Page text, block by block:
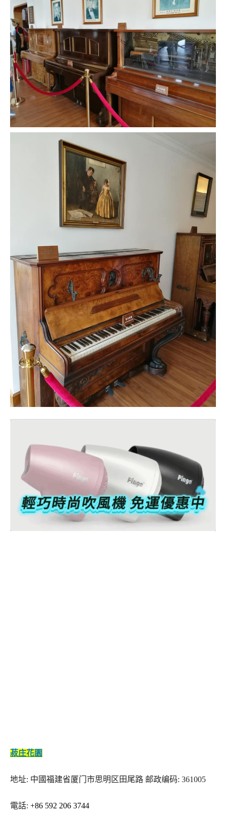
菽庄花園
地址: 中國福建省厦门市思明区田尾路 邮政编码: 361005
電話: +86 592 206 3744